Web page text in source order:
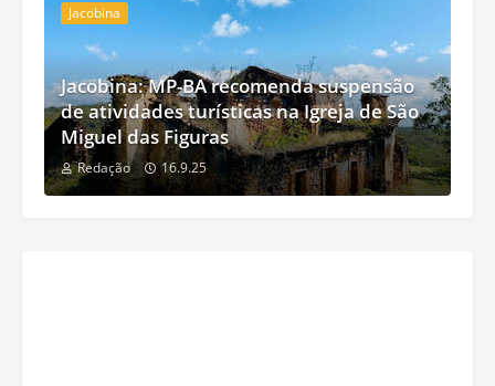
Jacobina
Jacobina: MP-BA recomenda suspensão
de atividades turísticas na Igreja de São
Miguel das Figuras
Redação 16.9.25